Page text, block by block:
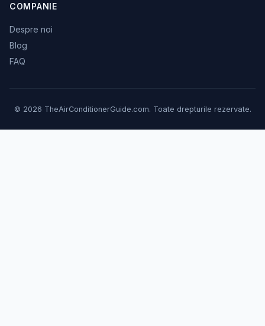
COMPANIE
Despre noi
Blog
FAQ
© 2026 TheAirConditionerGuide.com. Toate drepturile rezervate.